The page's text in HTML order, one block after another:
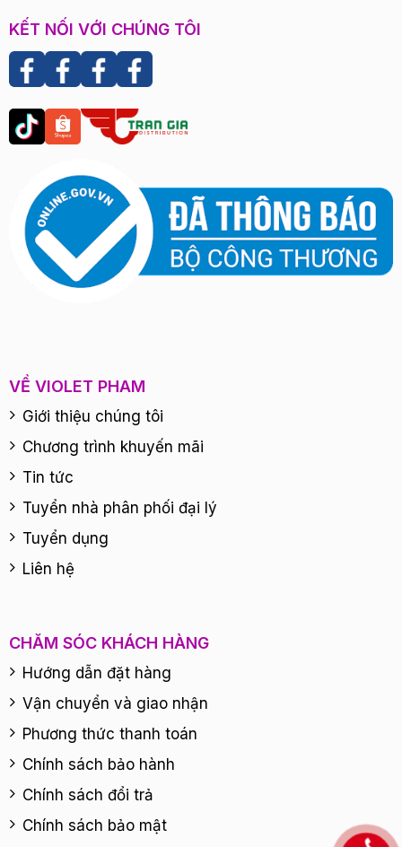
KẾT NỐI VỚI CHÚNG TÔI
VỀ VIOLET PHAM
Giới thiệu chúng tôi
Chương trình khuyến mãi
Tin tức
Tuyển nhà phân phối đại lý
Tuyển dụng
Liên hệ
CHĂM SÓC KHÁCH HÀNG
Hướng dẫn đặt hàng
Vận chuyển và giao nhận
Phương thức thanh toán
Chính sách bảo hành
Chính sách đổi trả
Chính sách bảo mật